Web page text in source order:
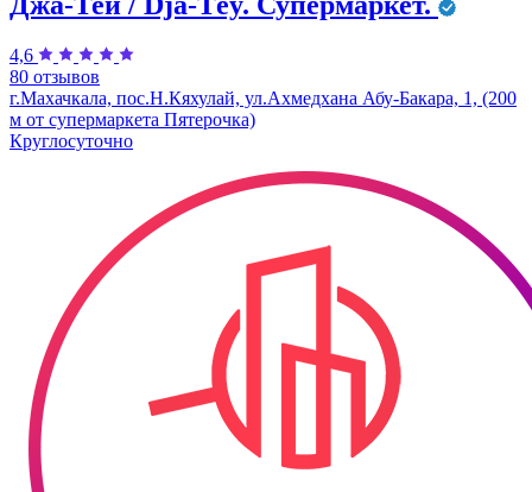
4,6
80 отзывов
г.Махачкала, пос.Н.Кяхулай, ул.Ахмедхана Абу-Бакара, 1, (200
м от супермаркета Пятерочка)
Круглосуточно